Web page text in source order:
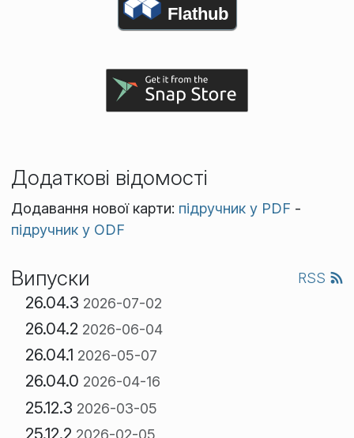
Flathub
Додаткові відомості
Додавання нової карти: підручник у PDF -
підручник у ODF
Випуски RSS
26.04.3 2026-07-02
26.04.2 2026-06-04
26.04.1 2026-05-07
26.04.0 2026-04-16
25.12.3 2026-03-05
25.12.2 2026-02-05